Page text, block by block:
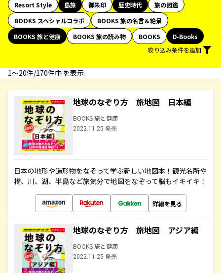
Resort Style
島旅 御朱印 歴史時代
旅の図鑑
BOOKS スペシャルコラボ
BOOKS 旅の名言＆絶景
BOOKS 旅と健康
BOOKS 旅の読み物 BOOKS
D-Books
絞り込み条件を追加
1〜20件/170件中 を表示
地球のなぞり方 旅地図 日本編
BOOKS 旅と健康
2022.11.25 発売
日本の地形や造形物をなぞって学ぶ新しい地図本！観光名所や
橋、川、湖、半島など旅気分で地図をなぞって脳もイキイキ！
詳細を見る
地球のなぞり方 旅地図 アジア編
BOOKS 旅と健康
2022.11.25 発売